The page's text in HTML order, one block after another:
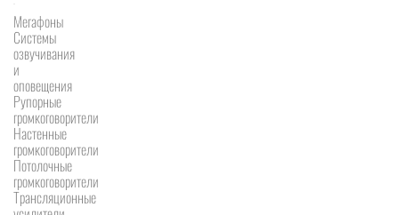
Мегафоны
Системы
озвучивания
и
оповещения
Рупорные
громкоговорители
Настенные
громкоговорители
Потолочные
громкоговорители
Трансляционные